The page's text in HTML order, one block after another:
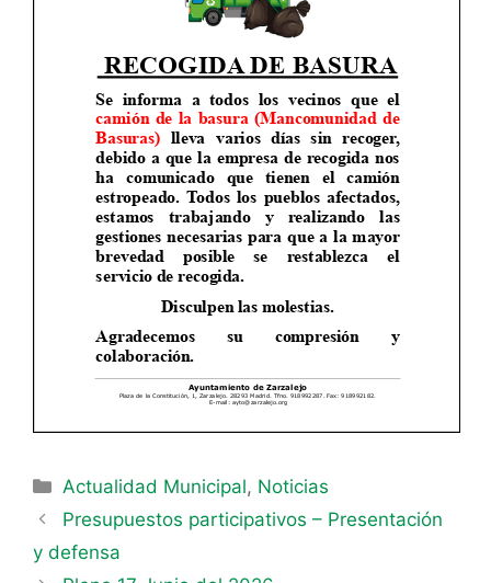
Actualidad Municipal, Noticias
Presupuestos participativos – Presentación
y defensa